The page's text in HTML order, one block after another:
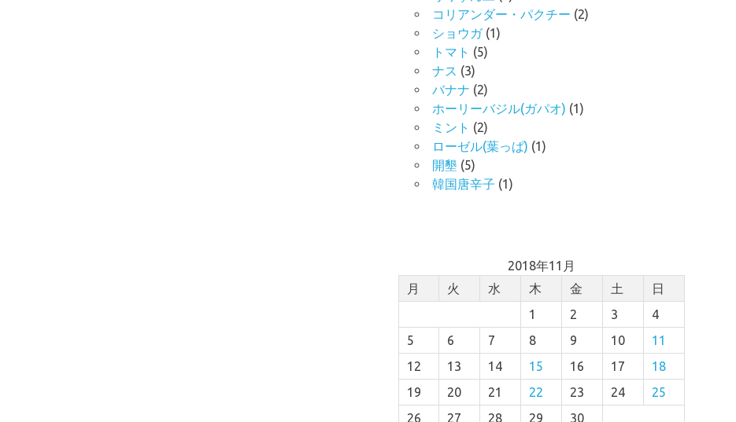
コリアンダー・パクチー (2)
ショウガ(1)
トマト (5)
ナス (3)
バナナ (2)
ホーリーバジル(ガパオ) (1)
ミント (2)
ローゼル(葉っぱ) (1)
開墾 (5)
韓国唐辛子 (1)
2018年11月
月
火 水 木 金 土
日
1
2 3
4
5
6 7 8 9 10
11
12
13 14 15 16 17
18
19
20 21 22 23 24
25
26
27 28 29 30